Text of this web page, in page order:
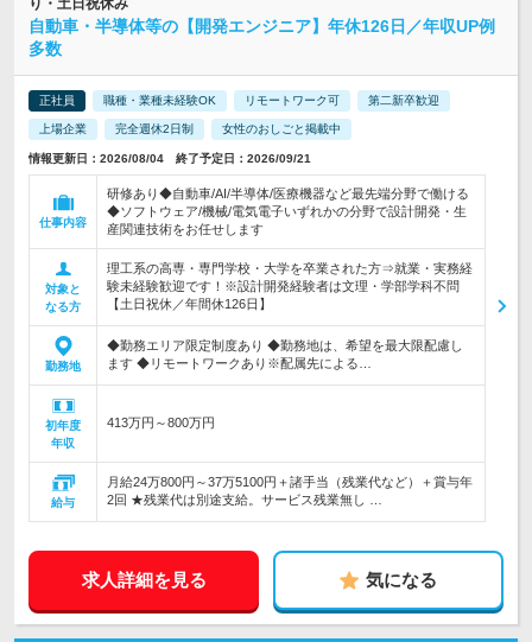
り・土日祝休み
自動車・半導体等の【開発エンジニア】年休126日／年収UP例
多数
正社員 職種・業種未経験OK リモートワーク可 第二新卒歓迎
上場企業 完全週休2日制 女性のおしごと掲載中
情報更新日：2026/08/04 終了予定日：2026/09/21
仕事内容
研修あり◆自動車/AI/半導体/医療機器など最先端分野で働ける
◆ソフトウェア/機械/電気電子いずれかの分野で設計開発・生
産関連技術をお任せします
対象と
なる方
理工系の高専・専門学校・大学を卒業された方⇒就業・実務経
験未経験歓迎です！※設計開発経験者は文理・学部学科不問
【土日祝休／年間休126日】
勤務地
◆勤務エリア限定制度あり ◆勤務地は、希望を最大限配慮し
ます ◆リモートワークあり※配属先による…
初年度
年収
413万円～800万円
給与
月給24万800円～37万5100円＋諸手当（残業代など）＋賞与年
2回 ★残業代は別途支給。サービス残業無し …
求人詳細を見る 気になる